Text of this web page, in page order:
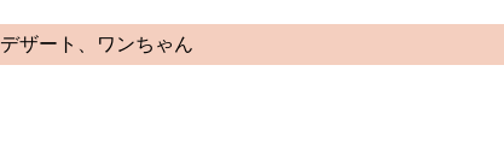
デザート、ワンちゃん